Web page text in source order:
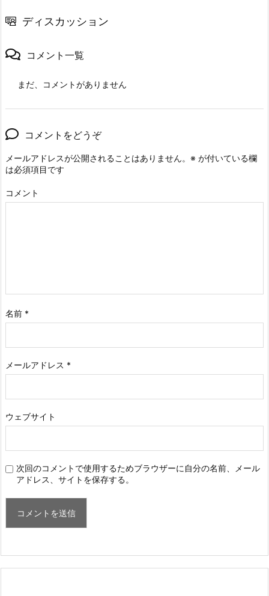
ディスカッション
コメント一覧
まだ、コメントがありません
コメントをどうぞ
メールアドレスが公開されることはありません。 ※ が付いている欄
は必須項目です
コメント
名前 *
メールアドレス *
ウェブサイト
次回のコメントで使用するためブラウザーに自分の名前、メール
アドレス、サイトを保存する。